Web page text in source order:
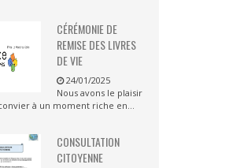
CÉRÉMONIE DE
REMISE DES LIVRES
DE VIE
24/01/2025
Nous avons le plaisir
à un moment riche en...
CONSULTATION
CITOYENNE